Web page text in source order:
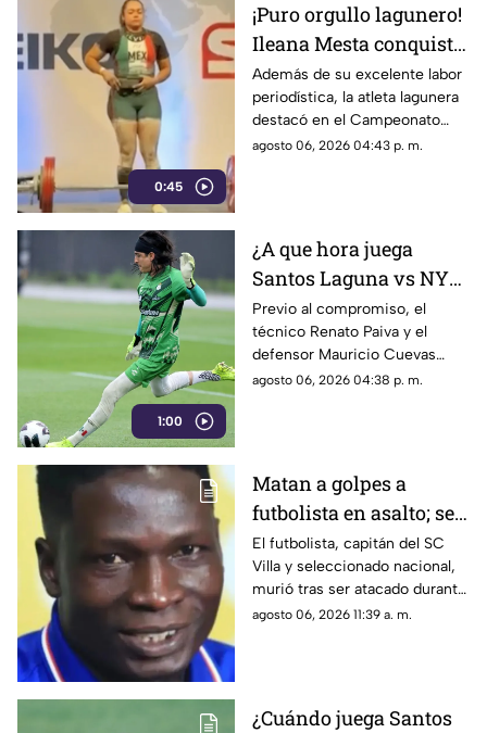
0:45
¡Puro orgullo lagunero!
Ileana Mesta conquista
cuatro medallas de
Powerlifting en Canadá
Además de su excelente labor
periodística, la atleta lagunera
destacó en el Campeonato
Regional de Norteamérica al
agosto 06, 2026 04:43 p. m.
1:00
¿A que hora juega
Santos Laguna vs NYC
en la Leagues Cup
2026?
Previo al compromiso, el
técnico Renato Paiva y el
defensor Mauricio Cuevas
compartieron sus sensaciones
agosto 06, 2026 04:38 p. m.
Matan a golpes a
futbolista en asalto; se
resistió a entregar su
celular
El futbolista, capitán del SC
Villa y seleccionado nacional,
murió tras ser atacado durante
un presunto asalto.
agosto 06, 2026 11:39 a. m.
¿Cuándo juega Santos